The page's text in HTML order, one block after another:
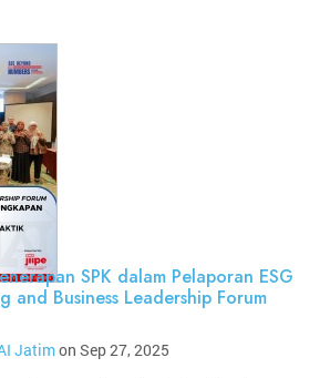
SPK dalam Pelaporan ESG
and Business Leadership Forum
Jatimon Sep 27, 2025